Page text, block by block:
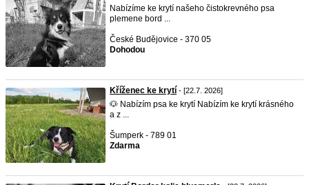
Nabízíme ke krytí našeho čistokrevného psa
plemene bord ...
České Budějovice - 370 05
Dohodou
Kříženec ke krytí - [22.7. 2026]
🐶 Nabízím psa ke krytí Nabízím ke krytí krásného
a z ...
Šumperk - 789 01
Zdarma